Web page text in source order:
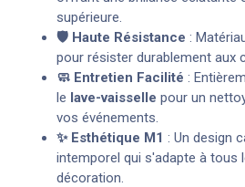
supérieure.
🛡️ Haute Résistance :
pour résister durablement aux
🧼 Entretien Facilité :
le lave-vaisselle pour un
vos événements.
✨ Esthétique M1 : Un design
intemporel qui s'adapte à tous
décoration.